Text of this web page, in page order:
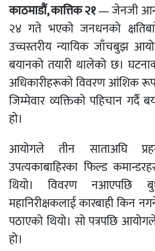
काठमाडौं, कात्तिक २१— जेनजी
२४ गते भएको जनधनको
उच्चस्तरीय न्यायिक जाँचबुझ
बयानको तयारी थालेको छ।
अधिकारीहरूको विवरण आंशिक
जिम्मेवार व्यक्तिको पहिचान गर्दै
हो।
आयोगले तीन साताअघि
उपत्यकाबाहिरका फिल्ड
थियो। विवरण नआएपछि
महानिरीक्षकलाई कारबाही किन
पठाएको थियो। सो पत्रपछि
हो।